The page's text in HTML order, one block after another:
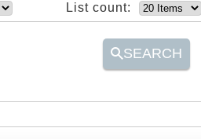
List count:
SEARCH